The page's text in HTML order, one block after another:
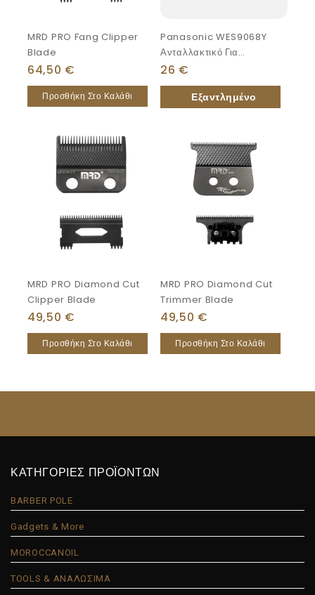
MRD PRO Fang Clipper
Blade
64,50 €
Προσθήκη Στο Καλάθι
Panasonic WES9068Y
Ανταλλακτικό Για
Ξυριστικές Μηχανές
26 €
MRD PRO Diamond Cut
Clipper Blade
49,50 €
Προσθήκη Στο Καλάθι
MRD PRO Diamond Cut
Trimmer Blade
49,50 €
Προσθήκη Στο Καλάθι
ΚΑΤΗΓΟΡΙΕΣ ΠΡΟΪΟΝΤΩΝ
BARBER POLE
Gadgets & More
MOROCCANOIL
TOOLS & ΑΝΑΛΩΣΙΜΑ